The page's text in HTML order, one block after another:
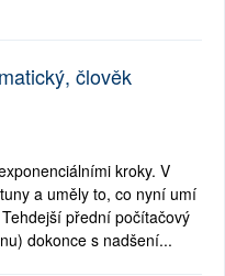
člověk
kroky. V
a uměly to, co nyní umí
přední počítačový
dokonce s nadšení...